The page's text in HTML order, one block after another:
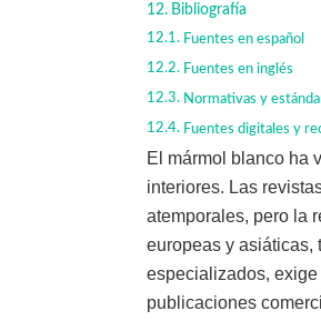
Bibliografía
Fuentes en español
Fuentes en inglés
Normativas y
Fuentes digitales y
El mármol blanco ha
interiores. Las
atemporales, pero la
europeas y asiáticas,
especializados, exige
publicaciones